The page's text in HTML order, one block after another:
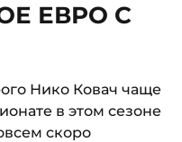
ЕВРО С
Нико Ковач чаще
в этом сезоне
скоро